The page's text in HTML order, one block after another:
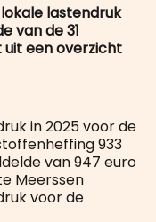
lastendruk
van de 31
uit een overzicht
in 2025 voor de
933
van 947 euro
Meerssen
voor de